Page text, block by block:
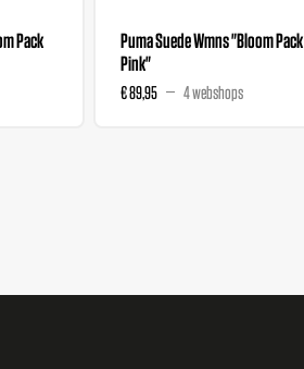
Pack
Puma Suede Wmns "Bloom Pack
Pink"
€ 89,95 4 webshops